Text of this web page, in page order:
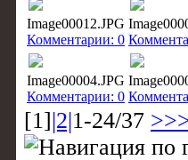
Image00012.JPG
Комментарии: 0
Image00004.JPG
Комментарии: 0
[1]|2|1-24/37